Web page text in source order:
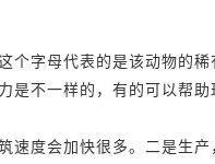
个字母代表的是该动物的
不一样的，有的可以帮助
速度会加快很多。二是生